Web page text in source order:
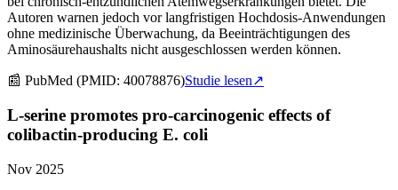
Autoren warnen jedoch vor langfristigen Hochdosis-Anwendungen
ohne medizinische Überwachung, da Beeinträchtigungen des
Aminosäurehaushalts nicht ausgeschlossen werden können.
📰 PubMed (PMID: 40078876)Studie lesen↗
L-serine promotes pro-carcinogenic effects of
colibactin-producing E. coli
Nov 2025